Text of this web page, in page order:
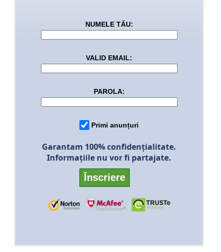
NUMELE TĂU:
VALID EMAIL:
PAROLA:
Primi anunțuri
Garantam 100% confidenţialitate.
Informaţiile nu vor fi partajate.